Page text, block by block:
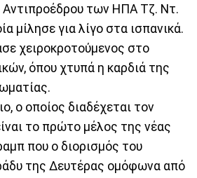
Αντιπροέδρου των ΗΠΑ Τζ. Ντ.
μίλησε για λίγο στα ισπανικά.
χειροκροτούμενος στο
όπου χτυπά η καρδιά της
ο οποίος διαδέχεται τον
το πρώτο μέλος της νέας
που ο διορισμός του
της Δευτέρας ομόφωνα από